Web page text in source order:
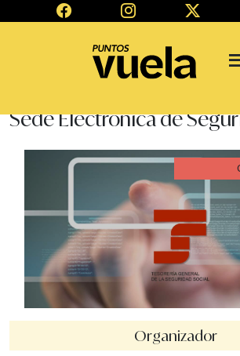
Sede Electrónica de
Organizador